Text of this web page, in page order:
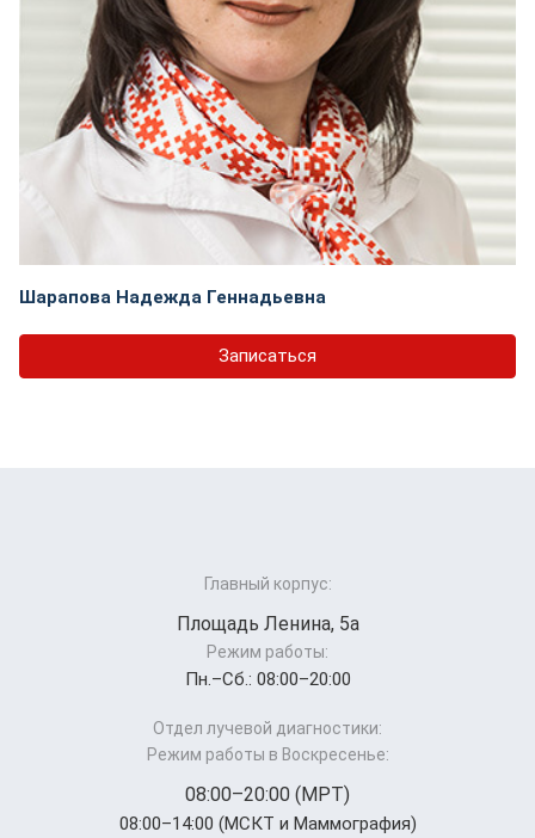
Шарапова Надежда Геннадьевна
Записаться
Главный корпус:
Площадь Ленина, 5а
Режим работы:
Пн.–Cб.: 08:00–20:00
Отдел лучевой диагностики:
Режим работы в Воскресенье:
08:00–20:00 (МРТ)
08:00–14:00 (МСКТ и Маммография)